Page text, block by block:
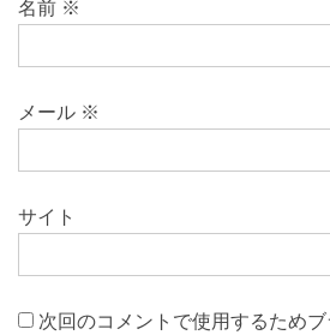
名前 ※
メール ※
サイト
次回のコメントで使用するため